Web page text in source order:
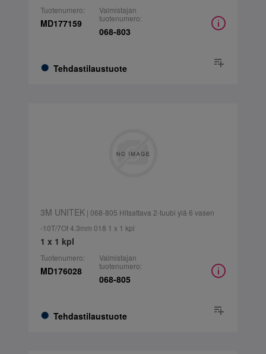
Tuotenumero:
MD177159
Tehdastilaustuote
Valmistajan
tuotenumero:
068-803
3M UNITEK| 068-805 Hitsattava 2-tuubi ylä 6 vasen
-10T/7Of 4.3mm 018 1 x 1 kpl
1 x 1 kpl
Tuotenumero:
MD176028
Tehdastilaustuote
Valmistajan
tuotenumero:
068-805